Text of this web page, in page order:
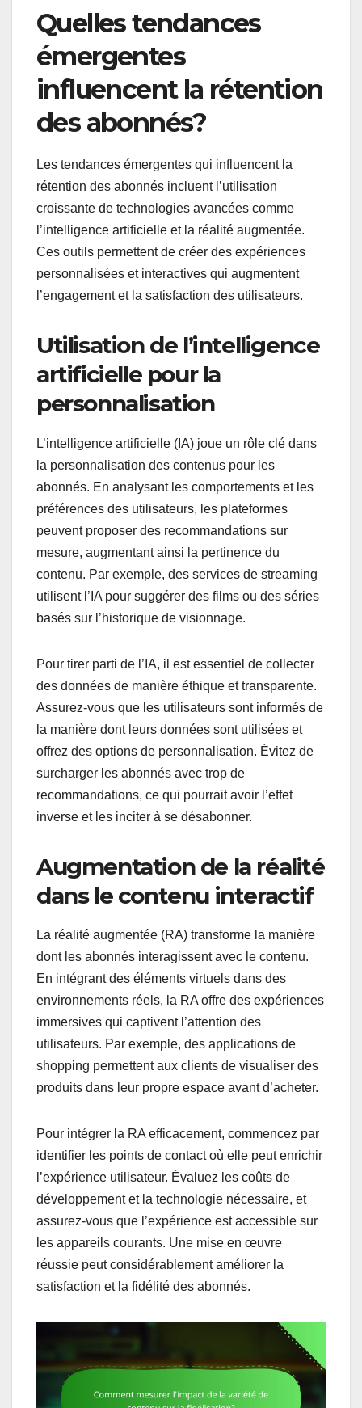
Quelles tendances
émergentes
influencent la rétention
des abonnés?
Les tendances émergentes qui influencent la
rétention des abonnés incluent l’utilisation
croissante de technologies avancées comme
l’intelligence artificielle et la réalité augmentée.
Ces outils permettent de créer des expériences
personnalisées et interactives qui augmentent
l’engagement et la satisfaction des utilisateurs.
Utilisation de l’intelligence
artificielle pour la
personnalisation
L’intelligence artificielle (IA) joue un rôle clé dans
la personnalisation des contenus pour les
abonnés. En analysant les comportements et les
préférences des utilisateurs, les plateformes
peuvent proposer des recommandations sur
mesure, augmentant ainsi la pertinence du
contenu. Par exemple, des services de streaming
utilisent l’IA pour suggérer des films ou des séries
basés sur l’historique de visionnage.
Pour tirer parti de l’IA, il est essentiel de collecter
des données de manière éthique et transparente.
Assurez-vous que les utilisateurs sont informés de
la manière dont leurs données sont utilisées et
offrez des options de personnalisation. Évitez de
surcharger les abonnés avec trop de
recommandations, ce qui pourrait avoir l’effet
inverse et les inciter à se désabonner.
Augmentation de la réalité
dans le contenu interactif
La réalité augmentée (RA) transforme la manière
dont les abonnés interagissent avec le contenu.
En intégrant des éléments virtuels dans des
environnements réels, la RA offre des expériences
immersives qui captivent l’attention des
utilisateurs. Par exemple, des applications de
shopping permettent aux clients de visualiser des
produits dans leur propre espace avant d’acheter.
Pour intégrer la RA efficacement, commencez par
identifier les points de contact où elle peut enrichir
l’expérience utilisateur. Évaluez les coûts de
développement et la technologie nécessaire, et
assurez-vous que l’expérience est accessible sur
les appareils courants. Une mise en œuvre
réussie peut considérablement améliorer la
satisfaction et la fidélité des abonnés.